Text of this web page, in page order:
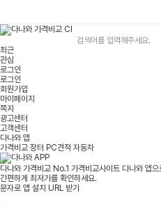
C
a
n
o
n
C
a
n
o
S
c
a
n
N
1
2
2
0
통
최근
관심
로그인
로그인
회원가입
마이페이지
쪽지
광고센터
고객센터
다나와 앱
다
나
와
앱
서
가격비교 장터 PC견적 자동차
다나와 가격비교 No.1 가격비교사이트 다나와 앱으
간편하게 최저가를 확인하세요.
문자로 앱 설치 URL 받기